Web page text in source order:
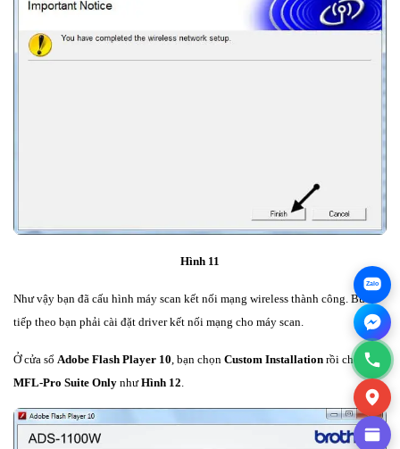
Hình 11
Như vậy bạn đã cấu hình máy scan kết nối mạng wireless thành công. Bước
tiếp theo bạn phải cài đặt driver kết nối mạng cho máy scan.
Ở cửa sổ Adobe Flash Player 10 , bạn chọn Custom Installation rồi chọn
MFL-Pro Suite Only nhưHình 12
Zalo